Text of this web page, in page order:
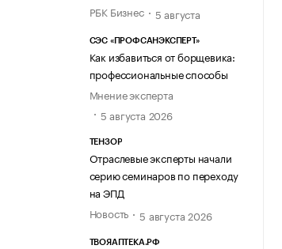
РБК Бизнес
5 августа
СЭС «ПРОФСАНЭКСПЕРТ»
Как избавиться от борщевика:
профессиональные способы
Мнение эксперта
5 августа 2026
ТЕНЗОР
Отраслевые эксперты начали
серию семинаров по переходу
на ЭПД
Новость
5 августа 2026
ТВОЯАПТЕКА.РФ